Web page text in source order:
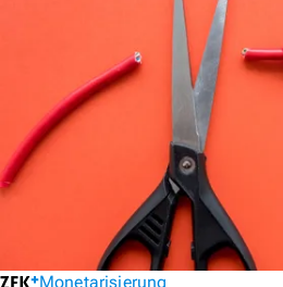
Monetarisierung